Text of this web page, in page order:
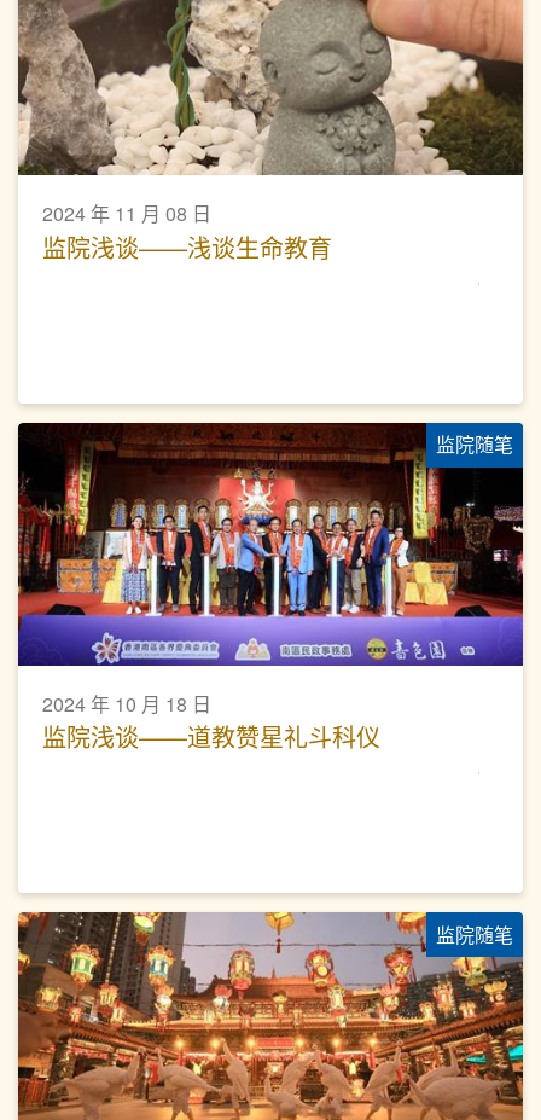
2024 年 11 月 08 日
监院浅谈——浅谈生命教育
监院随笔
2024 年 10 月 18 日
监院浅谈——道教赞星礼斗科仪
监院随笔